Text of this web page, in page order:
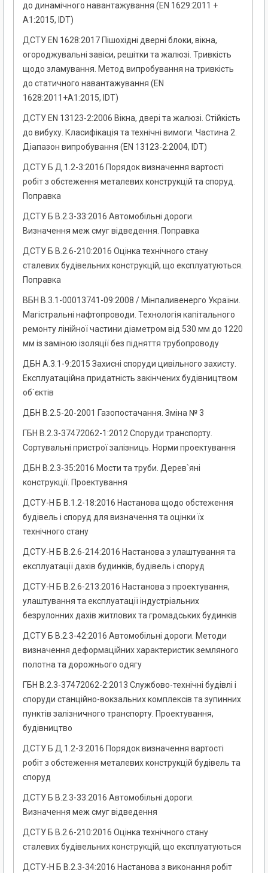
до динамічного навантажування (EN 1629:2011 +
A1:2015, IDT)
ДСТУ EN 1628:2017 Пішохідні дверні блоки, вікна,
огороджувальні завіси, решітки та жалюзі. Тривкість
щодо зламування. Метод випробування на тривкість
до статичного навантажування (EN
1628:2011+A1:2015, IDT)
ДСТУ EN 13123-2:2006 Вікна, двері та жалюзі. Стійкість
до вибуху. Класифікація та технічні вимоги. Частина 2.
Діапазон випробування (EN 13123-2:2004, IDT)
ДСТУ Б Д.1.2-3:2016 Порядок визначення вартості
робіт з обстеження металевих конструкцій та споруд.
Поправка
ДСТУ Б В.2.3-33:2016 Автомобільні дороги.
Визначення меж смуг відведення. Поправка
ДСТУ Б В.2.6-210:2016 Оцінка технічного стану
сталевих будівельних конструкцій, що експлуатуються.
Поправка
ВБН В.3.1-00013741-09:2008 / Мінпаливенерго України.
Магістральні нафтопроводи. Технологія капітального
ремонту лінійної частини діаметром від 530 мм до 1220
мм із заміною ізоляції без підняття трубопроводу
ДБН А.3.1-9:2015 Захисні споруди цивільного захисту.
Експлуатаційна придатність закінчених будівництвом
об`єктів
ДБН В.2.5-20-2001 Газопостачання. Зміна № 3
ГБН В.2.3-37472062-1:2012 Споруди транспорту.
Сортувальні пристрої залізниць. Норми проектування
ДБН В.2.3-35:2016 Мости та труби. Дерев`яні
конструкції. Проектування
ДСТУ-Н Б В.1.2-18:2016 Настанова щодо обстеження
будівель і споруд для визначення та оцінки їх
технічного стану
ДСТУ-Н Б В.2.6-214:2016 Настанова з улаштування та
експлуатації дахів будинків, будівель і споруд
ДСТУ-Н Б В.2.6-213:2016 Настанова з проектування,
улаштування та експлуатації індустріальних
безрулонних дахів житлових та громадських будинків
ДСТУ Б В.2.3-42:2016 Автомобільні дороги. Методи
визначення деформаційних характеристик земляного
полотна та дорожнього одягу
ГБН В.2.3-37472062-2:2013 Службово-технічні будівлі і
споруди станційно-вокзальних комплексів та зупинних
пунктів залізничного транспорту. Проектування,
будівництво
ДСТУ Б Д.1.2-3:2016 Порядок визначення вартості
робіт з обстеження металевих конструкцій будівель та
споруд
ДСТУ Б В.2.3-33:2016 Автомобільні дороги.
Визначення меж смуг відведення
ДСТУ Б В.2.6-210:2016 Оцінка технічного стану
сталевих будівельних конструкцій, що експлуатуються
ДСТУ-Н Б В.2.3-34:2016 Настанова з виконання робіт